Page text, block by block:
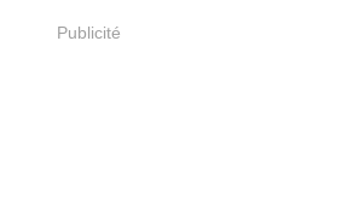
Publicité